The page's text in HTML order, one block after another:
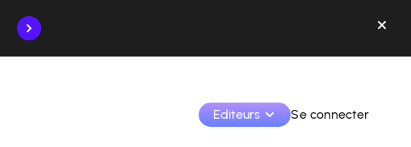
Editeurs Se connecter